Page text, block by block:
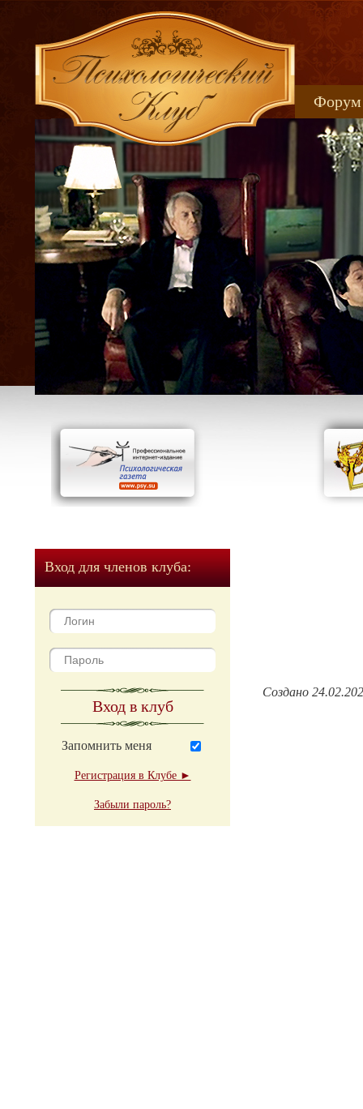
Форум
Вход для членов клуба:
Вход в клуб
Запомнить меня
Регистрация в Клубе ►
Забыли пароль?
Создано